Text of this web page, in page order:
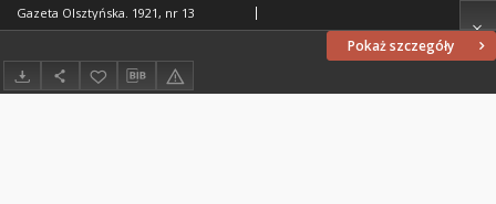
Pokaż szczegóły
Gazeta Olsztyńska. 1921, nr 13